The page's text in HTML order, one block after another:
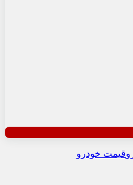
قیمت خودرو